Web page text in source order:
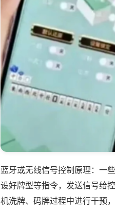
蓝牙或无线信号控制原理：一
设好牌型等指令，发送信号给
机洗牌、码牌过程中进行干预